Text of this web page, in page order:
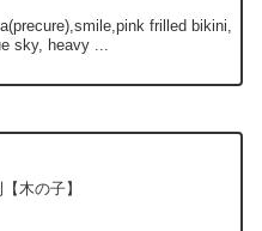
frilled bikini,
sky, heavy ...
木の子】